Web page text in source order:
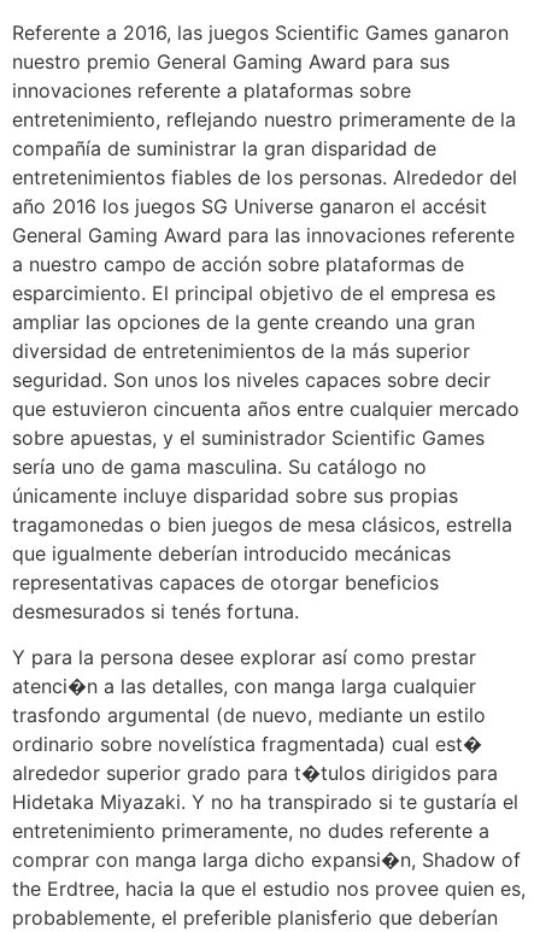
Referente a 2016, las juegos Scientific Games ganaron
nuestro premio General Gaming Award para sus
innovaciones referente a plataformas sobre
entretenimiento, reflejando nuestro primeramente de la
compañía de suministrar la gran disparidad de
entretenimientos fiables de los personas. Alrededor del
año 2016 los juegos SG Universe ganaron el accésit
General Gaming Award para las innovaciones referente
a nuestro campo de acción sobre plataformas de
esparcimiento. El principal objetivo de el empresa es
ampliar las opciones de la gente creando una gran
diversidad de entretenimientos de la más superior
seguridad. Son unos los niveles capaces sobre decir
que estuvieron cincuenta años entre cualquier mercado
sobre apuestas, y el suministrador Scientific Games
serí­a uno de gama masculina. Su catálogo no
únicamente incluye disparidad sobre sus propias
tragamonedas o bien juegos de mesa clásicos, estrella
que igualmente deberían introducido mecánicas
representativas capaces de otorgar beneficios
desmesurados si tenés fortuna.
Y para la persona desee explorar así­ como prestar
atenci�n a las detalles, con manga larga cualquier
trasfondo argumental (de nuevo, mediante un estilo
ordinario sobre novelística fragmentada) cual est�
alrededor superior grado para t�tulos dirigidos para
Hidetaka Miyazaki. Y no ha transpirado si te gustaría el
entretenimiento primeramente, no dudes referente a
comprar con manga larga dicho expansi�n, Shadow of
the Erdtree, hacia la que el estudio nos provee quien es,
probablemente, el preferible planisferio que deberían